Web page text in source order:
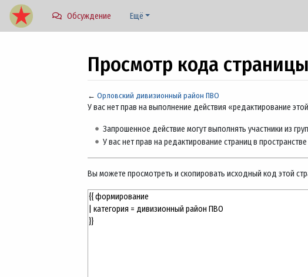
Обсуждение Ещё
Просмотр кода
← Орловский дивизионный район ПВО
Перейти к:навигация,поиск
У вас нет прав на выполнение действия «редактирование
Запрошенное действие могут выполнять участники из
У вас нет прав на редактирование страниц в
Вы можете просмотреть и скопировать исходный код этой